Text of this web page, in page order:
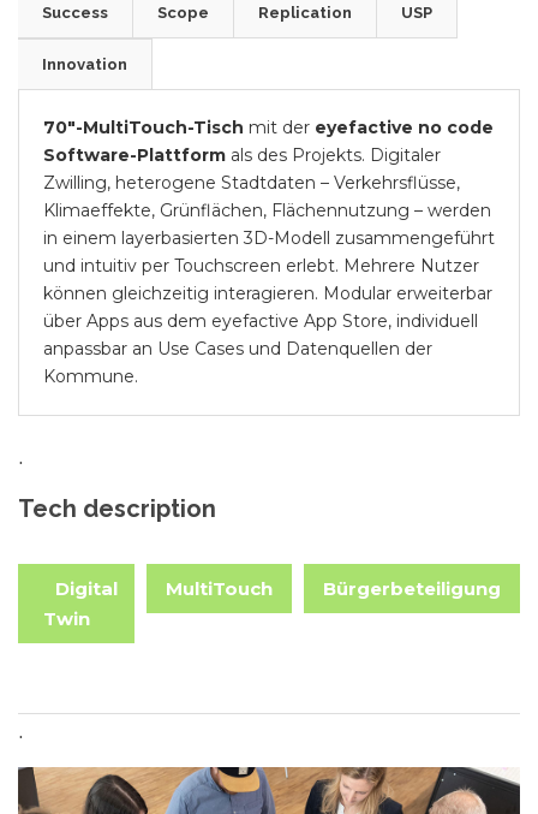
Success Scope Replication USP
Innovation
70″-MultiTouch-Tisch mit der eyefactive no code
Software-Plattform als des Projekts. Digitaler
Zwilling, heterogene Stadtdaten – Verkehrsflüsse,
Klimaeffekte, Grünflächen, Flächennutzung – werden
in einem layerbasierten 3D-Modell zusammengeführt
und intuitiv per Touchscreen erlebt. Mehrere Nutzer
können gleichzeitig interagieren. Modular erweiterbar
über Apps aus dem eyefactive App Store, individuell
anpassbar an Use Cases und Datenquellen der
Kommune.
.
Tech description
Digital
Twin
MultiTouch Bürgerbeteiligung
.